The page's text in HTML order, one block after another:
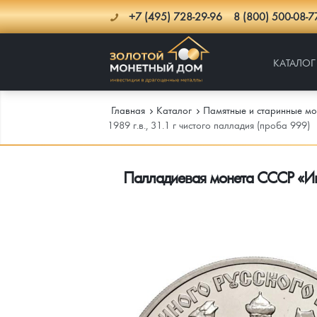
+7 (495) 728-29-96 8 (800) 500-08-
КАТАЛОГ
Иностранные
Памятные монеты России и СССР
Монеты и жетоны ЗМД
Подбор монет
Главная Каталог Памятные и старинные
1989 г.в., 31.1 г чистого палладия (проба 999)
Палладиевая монета СССР